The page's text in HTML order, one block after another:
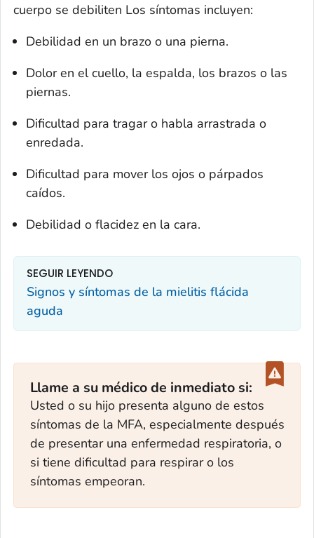
cuerpo se debiliten Los síntomas incluyen:
Debilidad en un brazo o una pierna.
Dolor en el cuello, la espalda, los brazos o las
piernas.
Dificultad para tragar o habla arrastrada o
enredada.
Dificultad para mover los ojos o párpados
caídos.
Debilidad o flacidez en la cara.
SEGUIR LEYENDO
Signos y síntomas de la mielitis flácida
aguda
Llame a su médico de inmediato si:
Usted o su hijo presenta alguno de estos
síntomas de la MFA, especialmente después
de presentar una enfermedad respiratoria, o
si tiene dificultad para respirar o los
síntomas empeoran.